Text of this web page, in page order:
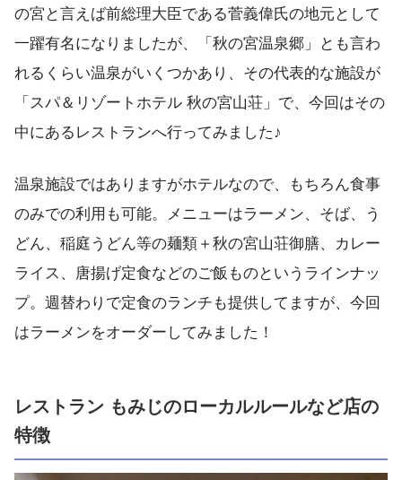
の宮と言えば前総理大臣である菅義偉氏の地元として
一躍有名になりましたが、「秋の宮温泉郷」とも言わ
れるくらい温泉がいくつかあり、その代表的な施設が
「スパ＆リゾートホテル 秋の宮山荘」で、今回はその
中にあるレストランへ行ってみました♪
温泉施設ではありますがホテルなので、もちろん食事
のみでの利用も可能。メニューはラーメン、そば、う
どん、稲庭うどん等の麺類＋秋の宮山荘御膳、カレー
ライス、唐揚げ定食などのご飯ものというラインナッ
プ。週替わりで定食のランチも提供してますが、今回
はラーメンをオーダーしてみました！
レストラン もみじのローカルルールなど店の
特徴